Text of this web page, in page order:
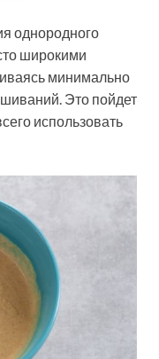
однородного
широкими
минимально
Это пойдет
использовать